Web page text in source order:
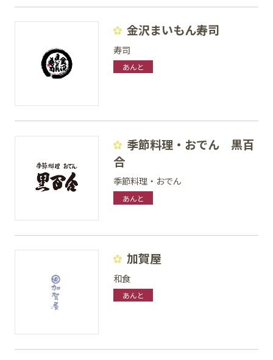
金沢まいもん寿司
寿司
あんと
季節料理・おでん 黒百
合
季節料理・おでん
あんと
加賀屋
和食
あんと